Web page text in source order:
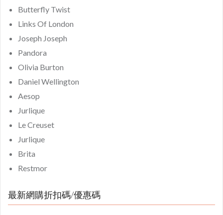
Butterfly Twist
Links Of London
Joseph Joseph
Pandora
Olivia Burton
Daniel Wellington
Aesop
Jurlique
Le Creuset
Jurlique
Brita
Restmor
最新網購折扣碼/優惠碼